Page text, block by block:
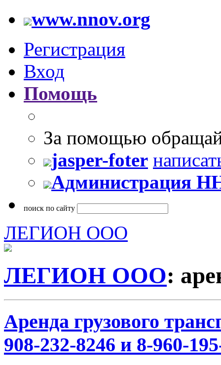
www.nnov.org
Регистрация
Вход
Помощь
За помощью
jasper-foter
Администрация
поиск по сайту
ЛЕГИОН ООО
ЛЕГИОН ООО:
Аренда грузового
908-232-8246 и 8-960-